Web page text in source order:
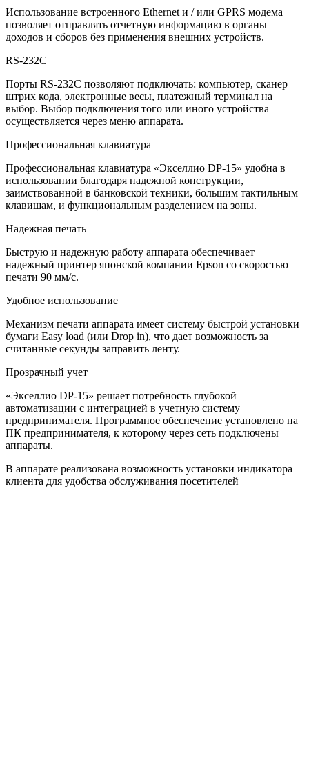
Использование встроенного Ethernet и / или GPRS модема
позволяет отправлять отчетную информацию в органы
доходов и сборов без применения внешних устройств.
RS-232С
Порты RS-232С позволяют подключать: компьютер, сканер
штрих кода, электронные весы, платежный терминал на
выбор. Выбор подключения того или иного устройства
осуществляется через меню аппарата.
Профессиональная клавиатура
Профессиональная клавиатура «Экселлио DP-15» удобна в
использовании благодаря надежной конструкции,
заимствованной в банковской техники, большим тактильным
клавишам, и функциональным разделением на зоны.
Надежная печать
Быструю и надежную работу аппарата обеспечивает
надежный принтер японской компании Epson со скоростью
печати 90 мм/с.
Удобное использование
Механизм печати аппарата имеет систему быстрой установки
бумаги Easy load (или Drop in), что дает возможность за
считанные секунды заправить ленту.
Прозрачный учет
«Экселлио DP-15» решает потребность глубокой
автоматизации с интеграцией в учетную систему
предпринимателя. Программное обеспечение установлено на
ПК предпринимателя, к которому через сеть подключены
аппараты.
В аппарате реализована возможность установки индикатора
клиента для удобства обслуживания посетителей